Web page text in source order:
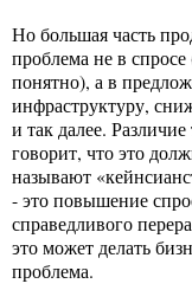
Но большая часть
проблема не в
понятно), а в
инфраструктуру,
и так далее.
говорит, что это
называют
- это повышение
справедливого
это может делать
проблема.